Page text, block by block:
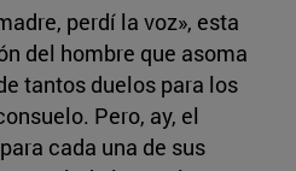
perdí la voz», esta
del hombre que asoma
tantos duelos para los
Pero, ay, el
cada una de sus